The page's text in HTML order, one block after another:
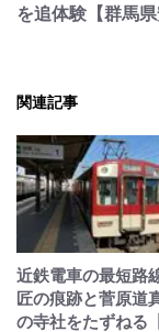
を追体験【群馬
関連記事
近鉄電車の最短路
匠の痕跡と菅原道
の寺社をたずねる